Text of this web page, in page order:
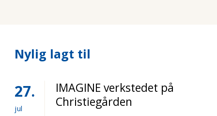
Nylig lagt til
27
jul
IMAGINE verkstedet på
Christiegården